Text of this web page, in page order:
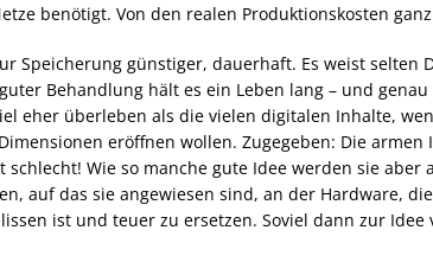
benötigt. Von den realen Produktionskosten
Speicherung günstiger, dauerhaft. Es weist selten
Behandlung hält es ein Leben lang – und
eher überleben als die vielen digitalen Inhalte,
eröffnen wollen. Zugegeben: Die
Wie so manche gute Idee werden sie aber
auf das sie angewiesen sind, an der Hardware,
ist und teuer zu ersetzen. Soviel dann zur Idee